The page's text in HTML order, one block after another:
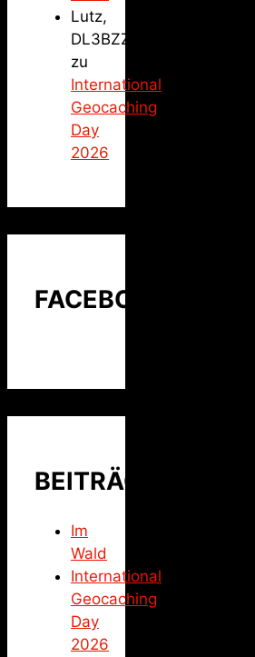
Lutz,
DL3BZZ
zu
International
Geocaching
Day
2026
FACEBOOK
BEITRÄGE
Im
Wald
International
Geocaching
Day
2026